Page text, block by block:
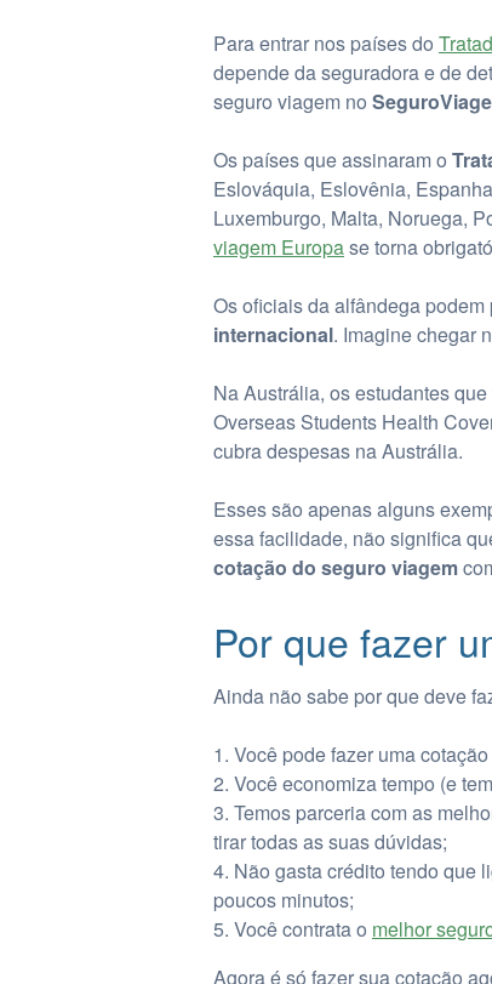
Para entrar nos países do
depende da seguradora e de
seguro viagem no
Os países que assinaram o
Eslováquia, Eslovênia,
Luxemburgo, Malta, Noruega,
viagem Europase torna
Os oficiais da alfândega
internacional. Imagine chegar
Na Austrália, os estudantes
Overseas Students Health
cubra despesas na Austrália.
Esses são apenas alguns
essa facilidade, não significa
cotação do seguro viagem
Por que fazer
Ainda não sabe por que deve
Você pode fazer uma
Você economiza tempo (e
Temos parceria com as
tirar todas as suas dúvidas;
Não gasta crédito tendo que
poucos minutos;
Você contrata o melhor
Agora é só fazer sua cotação